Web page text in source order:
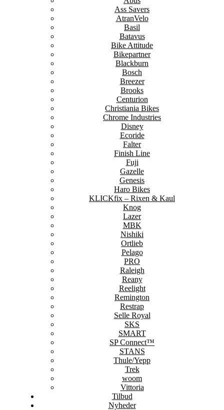
Ass Savers
AtranVelo
Basil
Batavus
Bike Attitude
Bikepartner
Blackburn
Bosch
Breezer
Brooks
Centurion
Christiania Bikes
Chrome Industries
Disney
Ecoride
Falter
Finish Line
Fuji
Gazelle
Genesis
Haro Bikes
KLICKfix – Rixen & Kaul
Knog
Lazer
MBK
Nishiki
Ortlieb
Pelago
PRO
Raleigh
Reany
Reelight
Remington
Restrap
Selle Royal
SKS
SMART
SP Connect™
STANS
Thule/Yepp
Trek
woom
Vittoria
Tilbud
Nyheder